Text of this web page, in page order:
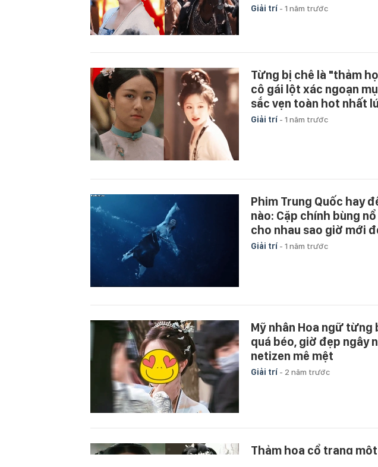
Giải trí - 1 năm trước
Từng bị chê là "thảm
cô gái lột xác ngoạn
sắc vẹn toàn hot nhất
Giải trí - 1 năm trước
Phim Trung Quốc hay
nào: Cặp chính bùng
cho nhau sao giờ mới
Giải trí - 1 năm trước
Mỹ nhân Hoa ngữ từng
quá béo, giờ đẹp ngây
netizen mê mệt
Giải trí - 2 năm trước
Thảm họa cổ trang